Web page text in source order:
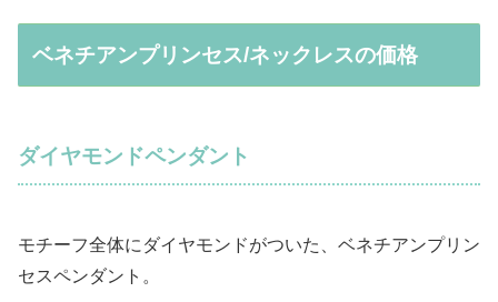
ベネチアンプリンセス/ネックレスの価格
ダイヤモンドペンダント
モチーフ全体にダイヤモンドがついた、ベネチアンプリン
セスペンダント。